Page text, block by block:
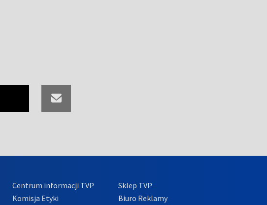
Centrum informacji TVP
Komisja Etyki
Sklep TVP
Biuro Reklamy